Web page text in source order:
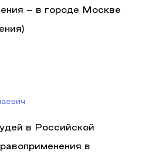
– в городе Москве
в Российской
в